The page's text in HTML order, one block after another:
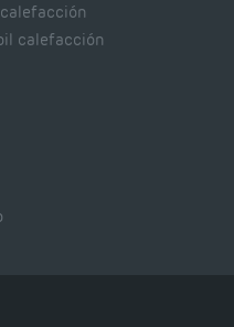
calefacción